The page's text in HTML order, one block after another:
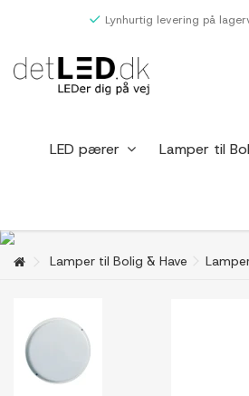
Lynhurtig levering på
LED pærer Lamper til
Lamper til Bolig & Have